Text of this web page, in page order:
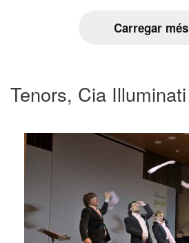
Carregar més
Tenors, Cia Illuminati